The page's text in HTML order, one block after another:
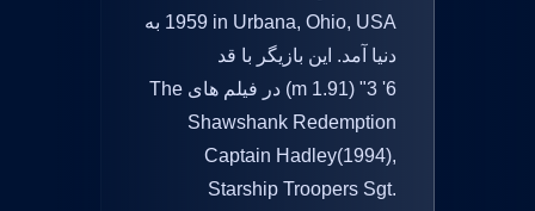
1959 in Urbana, Ohio, USA به
دنیا آمد. این بازیگر با قد
6' 3" (1.91 m) در فیلم های The
Shawshank Redemption
Captain Hadley(1994),
Starship Troopers Sgt.